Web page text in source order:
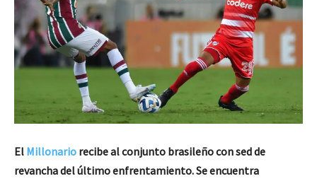
El Millonario recibe al conjunto brasileño con sed de
revancha del último enfrentamiento. Se encuentra